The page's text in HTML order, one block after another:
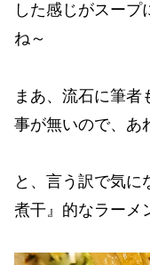
した感じがスー
ね～
まあ、流石に筆者
事が無いので、あ
と、言う訳で気に
煮干』的なラーメ